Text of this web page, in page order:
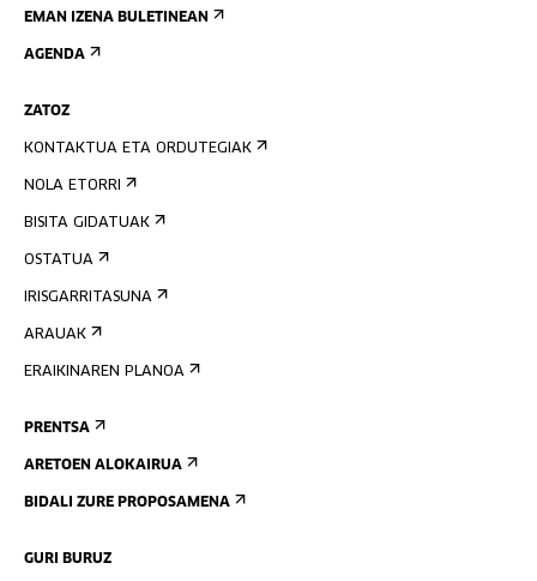
EMAN IZENA BULETINEAN
AGENDA
ZATOZ
KONTAKTUA ETA ORDUTEGIAK
NOLA ETORRI
BISITA GIDATUAK
OSTATUA
IRISGARRITASUNA
ARAUAK
ERAIKINAREN PLANOA
PRENTSA
ARETOEN ALOKAIRUA
BIDALI ZURE PROPOSAMENA
GURI BURUZ